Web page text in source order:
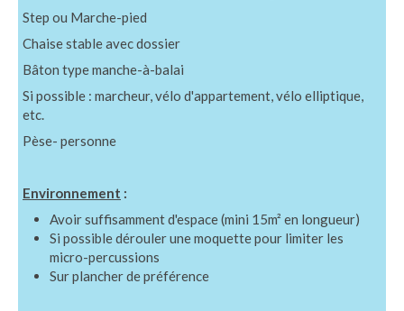
Step ou Marche-pied
Chaise stable avec dossier
Bâton type manche-à-balai
Si possible : marcheur, vélo d'appartement, vélo elliptique,
etc.
Pèse- personne
Environnement :
Avoir suffisamment d'espace (mini 15m² en longueur)
Si possible dérouler une moquette pour limiter les
micro-percussions
Sur plancher de préférence